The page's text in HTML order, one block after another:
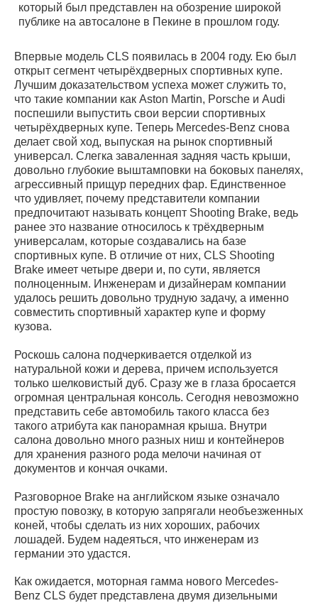
который был представлен на обозрение широкой
публике на автосалоне в Пекине в прошлом году.
Впервые модель CLS появилась в 2004 году. Ею был
открыт сегмент четырёхдверных спортивных купе.
Лучшим доказательством успеха может служить то,
что такие компании как Aston Martin, Porsche и Audi
поспешили выпустить свои версии спортивных
четырёхдверных купе. Теперь Mercedes-Benz снова
делает свой ход, выпуская на рынок спортивный
универсал. Слегка заваленная задняя часть крыши,
довольно глубокие выштамповки на боковых панелях,
агрессивный прищур передних фар. Единственное
что удивляет, почему представители компании
предпочитают называть концепт Shooting Brake, ведь
ранее это название относилось к трёхдверным
универсалам, которые создавались на базе
спортивных купе. В отличие от них, CLS Shooting
Brake имеет четыре двери и, по сути, является
полноценным. Инженерам и дизайнерам компании
удалось решить довольно трудную задачу, а именно
совместить спортивный характер купе и форму
кузова.
Роскошь салона подчеркивается отделкой из
натуральной кожи и дерева, причем используется
только шелковистый дуб. Сразу же в глаза бросается
огромная центральная консоль. Сегодня невозможно
представить себе автомобиль такого класса без
такого атрибута как панорамная крыша. Внутри
салона довольно много разных ниш и контейнеров
для хранения разного рода мелочи начиная от
документов и кончая очками.
Разговорное Brake на английском языке означало
простую повозку, в которую запрягали необъезженных
коней, чтобы сделать из них хороших, рабочих
лошадей. Будем надеяться, что инженерам из
германии это удастся.
Как ожидается, моторная гамма нового Mercedes-
Benz CLS будет представлена двумя дизельными